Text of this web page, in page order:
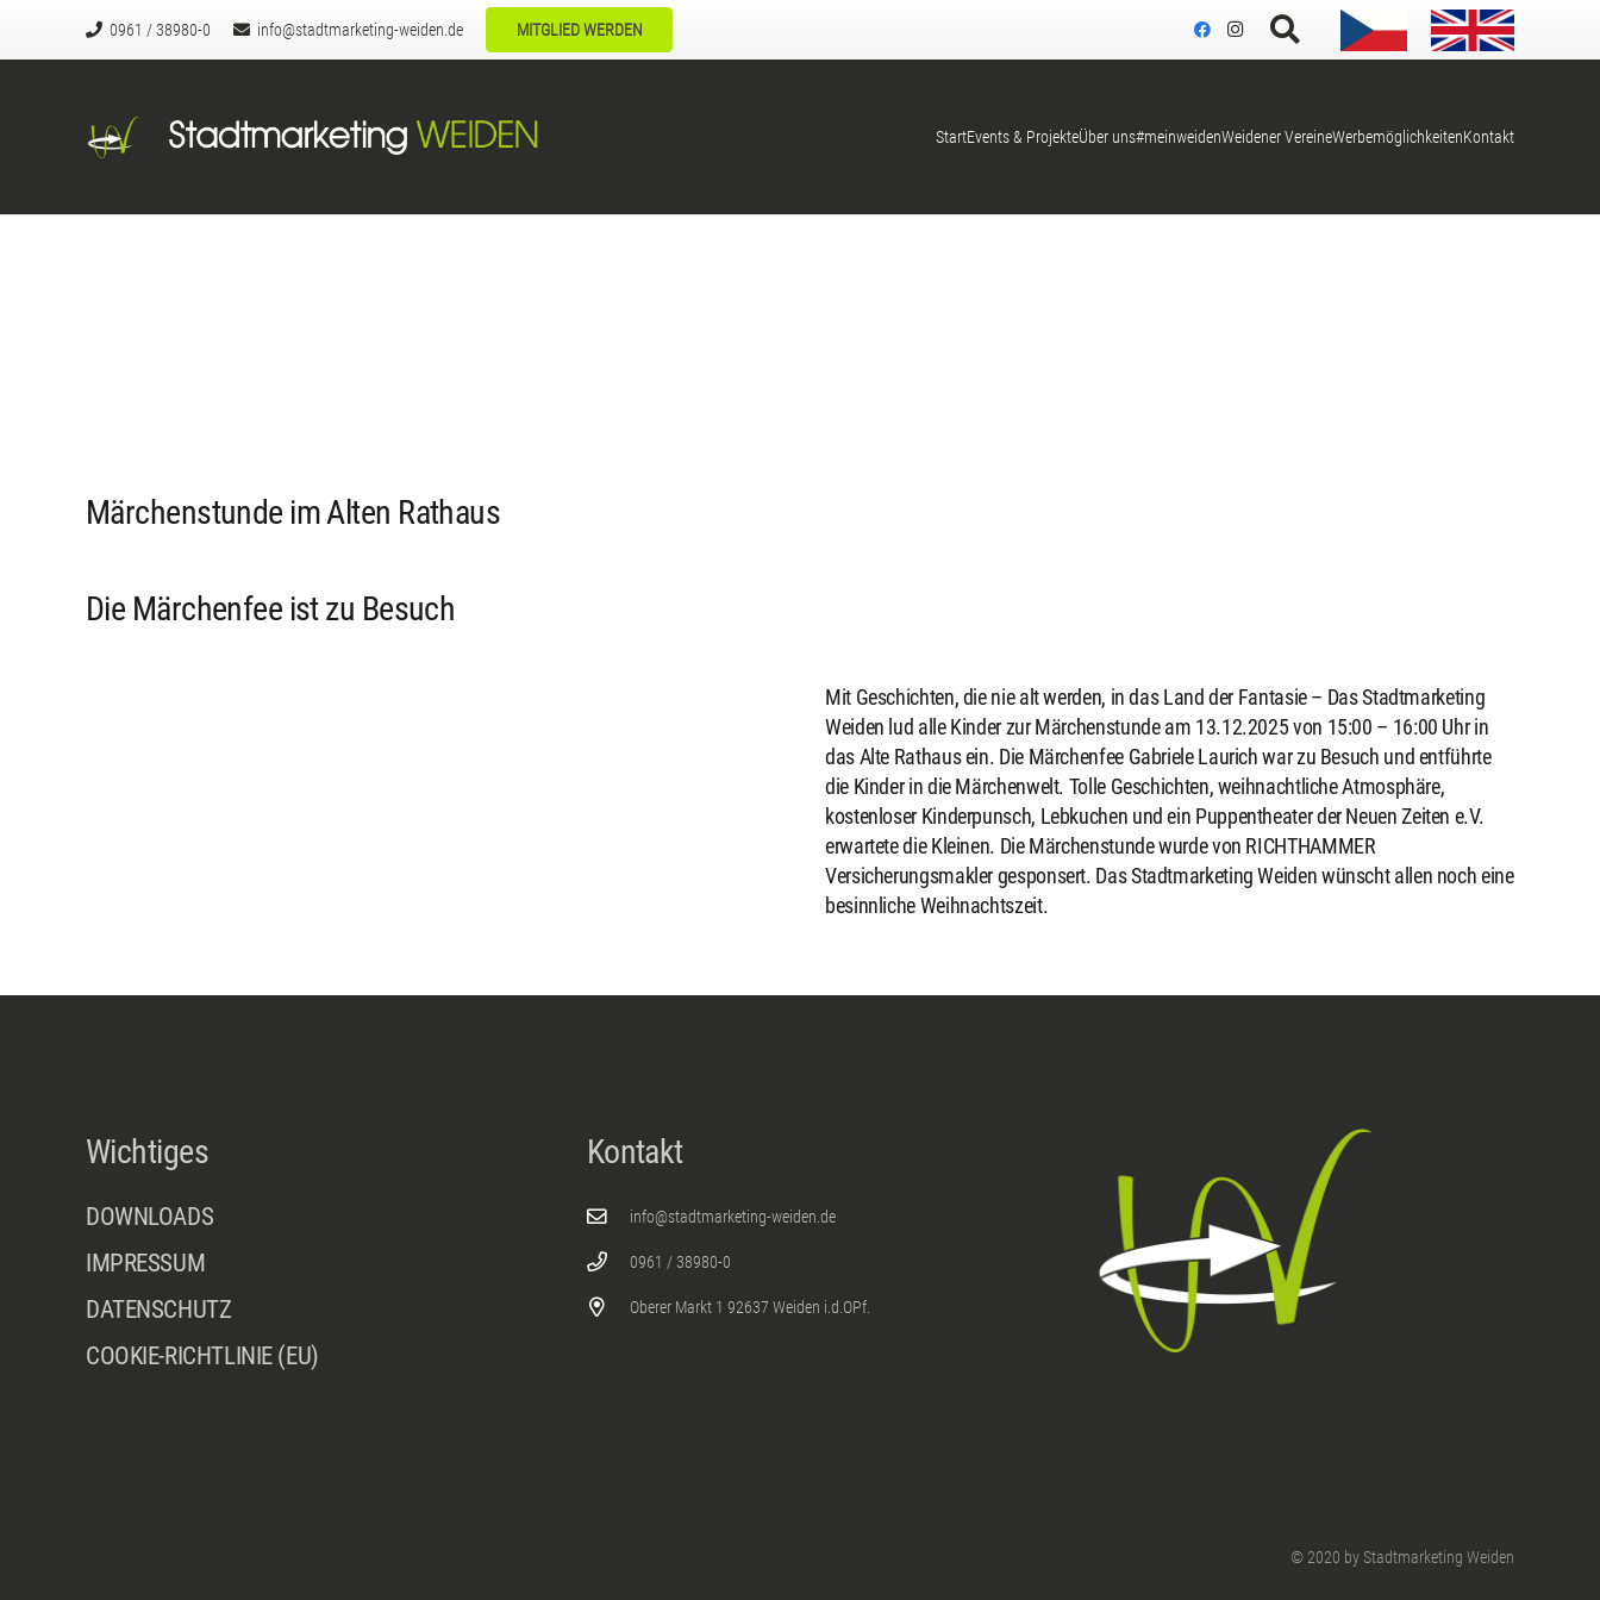
0961 / 38980-0 info@stadtmarketing-weiden.de MITGLIED WERDEN
StartEvents & ProjekteÜber uns#meinweidenWeidener VereineWerbemöglichkeitenKontakt
Märchenstunde im Alten Rathaus
Die Märchenfee ist zu Besuch
Mit Geschichten, die nie alt werden, in das Land der Fantasie – Das Stadtmarketing
Weiden lud alle Kinder zur Märchenstunde am 13.12.2025 von 15:00 – 16:00 Uhr in
das Alte Rathaus ein. Die Märchenfee Gabriele Laurich war zu Besuch und entführte
die Kinder in die Märchenwelt. Tolle Geschichten, weihnachtliche Atmosphäre,
kostenloser Kinderpunsch, Lebkuchen und ein Puppentheater der Neuen Zeiten e.V.
erwartete die Kleinen. Die Märchenstunde wurde von RICHTHAMMER
Versicherungsmakler gesponsert. Das Stadtmarketing Weiden wünscht allen noch eine
besinnliche Weihnachtszeit.
Wichtiges
DOWNLOADS
IMPRESSUM
DATENSCHUTZ
COOKIE-RICHTLINIE (EU)
Kontakt
info@stadtmarketing-weiden.de
0961 / 38980-0
Oberer Markt 1 92637 Weiden i.d.OPf.
© 2020 by Stadtmarketing Weiden